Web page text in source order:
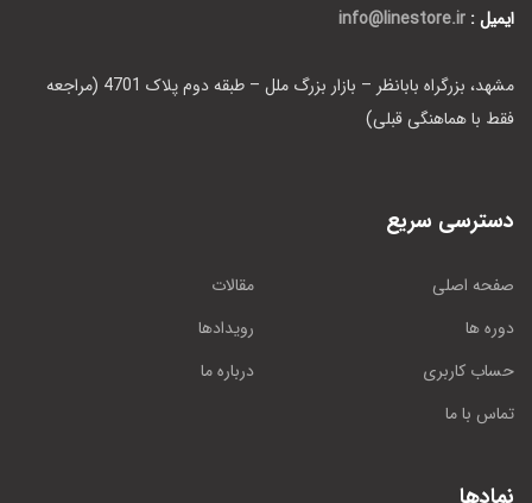
ایمیل : info@linestore.ir
مشهد، بزرگراه بابانظر – بازار بزرگ ملل – طبقه دوم پلاک 4701 (مراجعه
فقط با هماهنگی قبلی)
دسترسی سریع
صفحه اصلی
مقالات
دوره ها
رویدادها
حساب کاربری
درباره ما
تماس با ما